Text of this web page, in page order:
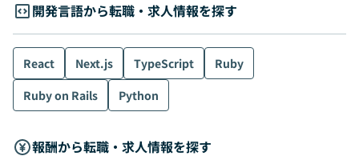
開発言語から転職・求人情報を探す
React Next.js TypeScript
Ruby
Ruby on Rails
Python
報酬から転職・求人情報を探す